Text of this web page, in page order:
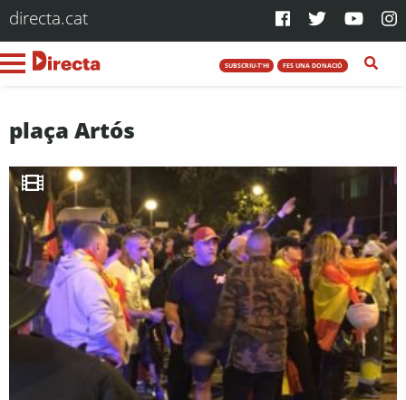
directa.cat
SUBSCRIU-T'HI FES UNA DONACIÓ
plaça Artós